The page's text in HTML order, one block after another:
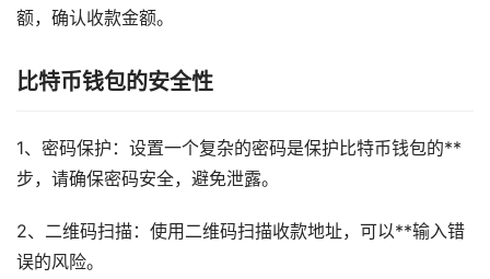
额，确认收款金额。
比特币钱包的安全性
1、密码保护：设置一个复杂的密码是保护比特币钱包的**
步，请确保密码安全，避免泄露。
2、二维码扫描：使用二维码扫描收款地址，可以**输入错
误的风险。